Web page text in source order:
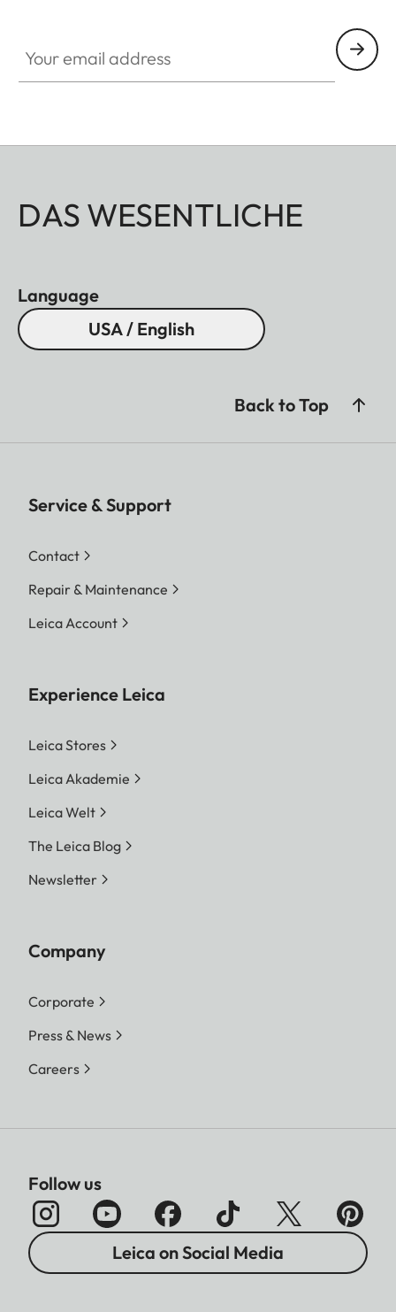
DAS WESENTLICHE
Language
USA / English
Back to Top
Service & Support
Contact
Repair & Maintenance
Leica Account
Experience Leica
Leica Stores
Leica Akademie
Leica Welt
The Leica Blog
Newsletter
Company
Corporate
Press & News
Careers
Follow us
Leica on Social Media